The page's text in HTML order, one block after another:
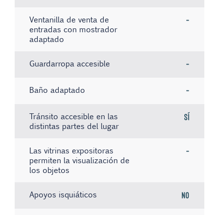
Ventanilla de venta de
entradas con mostrador
adaptado
-
Guardarropa accesible -
Baño adaptado -
Tránsito accesible en las
distintas partes del lugar
Sí
Las vitrinas expositoras
permiten la visualización de
los objetos
-
Apoyos isquiáticos No